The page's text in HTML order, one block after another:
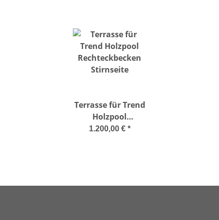
Terrasse für Trend
Holzpool
Rechteckbecken
1.200,00 € *